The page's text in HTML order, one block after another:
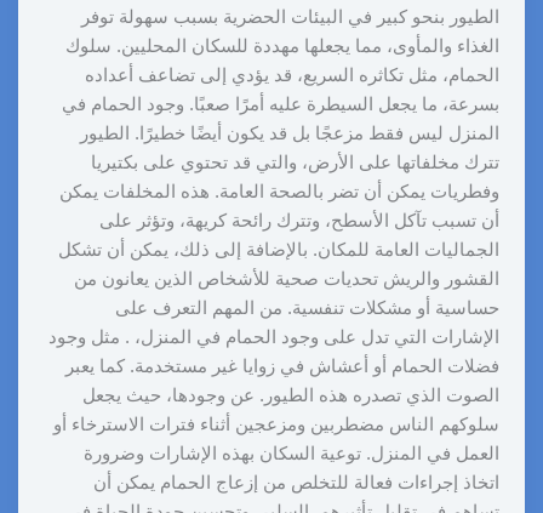
الطيور بنحو كبير في البيئات الحضرية بسبب سهولة توفر
الغذاء والمأوى، مما يجعلها مهددة للسكان المحليين. سلوك
الحمام، مثل تكاثره السريع، قد يؤدي إلى تضاعف أعداده
بسرعة، ما يجعل السيطرة عليه أمرًا صعبًا. وجود الحمام في
المنزل ليس فقط مزعجًا بل قد يكون أيضًا خطيرًا. الطيور
تترك مخلفاتها على الأرض، والتي قد تحتوي على بكتيريا
وفطريات يمكن أن تضر بالصحة العامة. هذه المخلفات يمكن
أن تسبب تآكل الأسطح، وتترك رائحة كريهة، وتؤثر على
الجماليات العامة للمكان. بالإضافة إلى ذلك، يمكن أن تشكل
القشور والريش تحديات صحية للأشخاص الذين يعانون من
حساسية أو مشكلات تنفسية. من المهم التعرف على
الإشارات التي تدل على وجود الحمام في المنزل، . مثل وجود
فضلات الحمام أو أعشاش في زوايا غير مستخدمة. كما يعبر
الصوت الذي تصدره هذه الطيور. عن وجودها، حيث يجعل
سلوكهم الناس مضطربين ومزعجين أثناء فترات الاسترخاء أو
العمل في المنزل. توعية السكان بهذه الإشارات وضرورة
اتخاذ إجراءات فعالة للتخلص من إزعاج الحمام يمكن أن